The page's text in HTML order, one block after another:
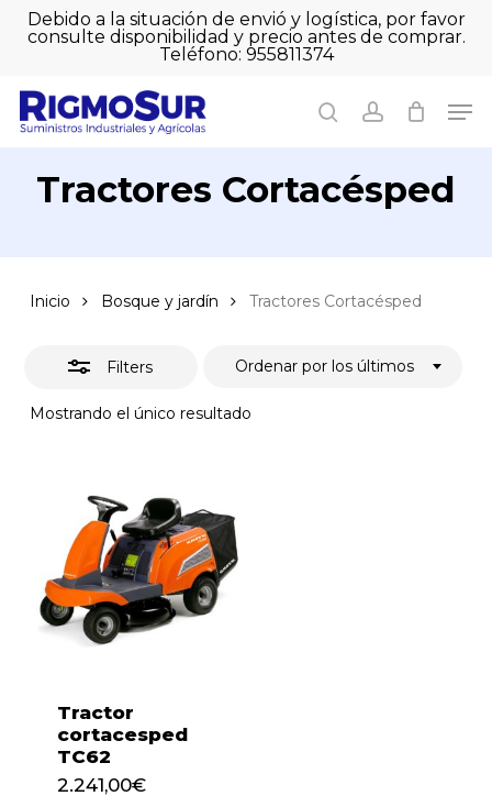
SkipDebido a la situación de envió y logística, por favor
consulte disponibilidad y precio antes de comprar.
Teléfono: 955811374
searchaccount
Cart Close
Tractores Cortacésped
Inicio Bosque y jardín Tractores Cortacésped
Filters
Mostrando el único resultado
Ordenar por los últimos
Close
Tractor
cortacesped
TC62
2.241,00€
2.241,00